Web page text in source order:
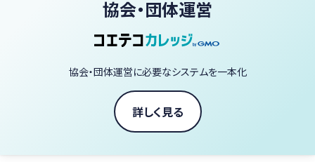
協会・団体運営
協会・団体運営に必要なシステムを一本化
詳しく見る